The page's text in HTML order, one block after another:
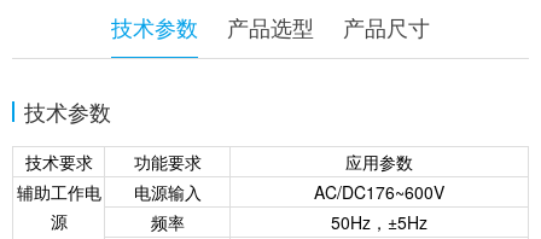
技术参数 产品选型 产品尺寸
技术参数
技术要求 功能要求
应用参数
辅助工作电
源
电源输入
AC/DC176~600V
频率
50Hz，±5Hz